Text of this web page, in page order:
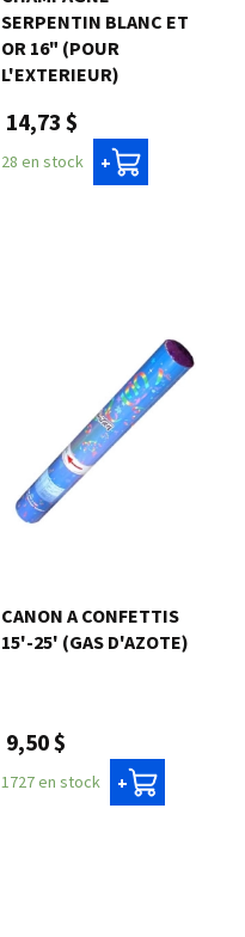
SERPENTIN BLANC ET
OR 16" (POUR
L'EXTERIEUR)
14,73 $
28 en stock +
CANON A CONFETTIS
15'-25' (GAS D'AZOTE)
9,50 $
1727 en stock +